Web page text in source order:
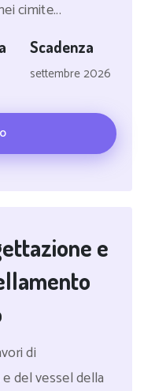
cimite...
Scadenza
settembre 2026
e
di
del vessel della